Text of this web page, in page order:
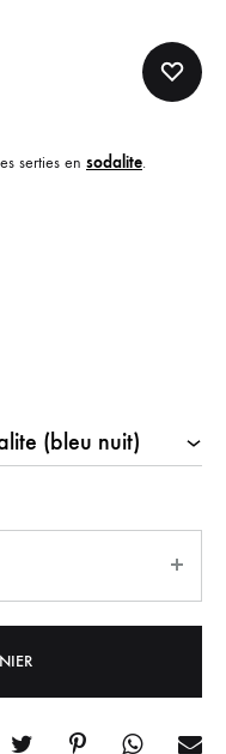
serties en sodalite.